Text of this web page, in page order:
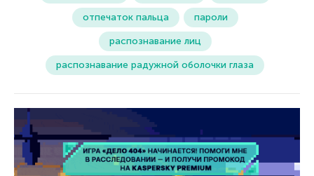
отпечаток пальца
пароли
распознавание лиц
распознавание радужной оболочки глаза